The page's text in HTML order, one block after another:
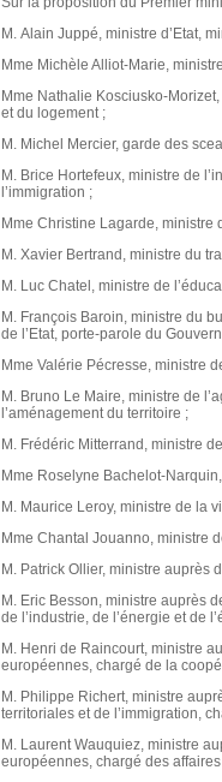
M. Alain Juppé, ministre d’Etat,
Mme Michèle Alliot-Marie,
Mme Nathalie Kosciusko-
et du logement ;
M. Michel Mercier, garde des
M. Brice Hortefeux, ministre de
l’immigration ;
Mme Christine Lagarde, ministre
M. Xavier Bertrand, ministre du
M. Luc Chatel, ministre de
M. François Baroin, ministre du
de l’Etat, porte-parole du
Mme Valérie Pécresse, ministre
M. Bruno Le Maire, ministre de
l’aménagement du territoire ;
M. Frédéric Mitterrand, ministre
Mme Roselyne Bachelot-
M. Maurice Leroy, ministre de la
Mme Chantal Jouanno, ministre
M. Patrick Ollier, ministre auprès
M. Eric Besson, ministre auprès
de l’industrie, de l’énergie et de
M. Henri de Raincourt, ministre
européennes, chargé de la
M. Philippe Richert, ministre
territoriales et de l’immigration,
M. Laurent Wauquiez, ministre
européennes, chargé des